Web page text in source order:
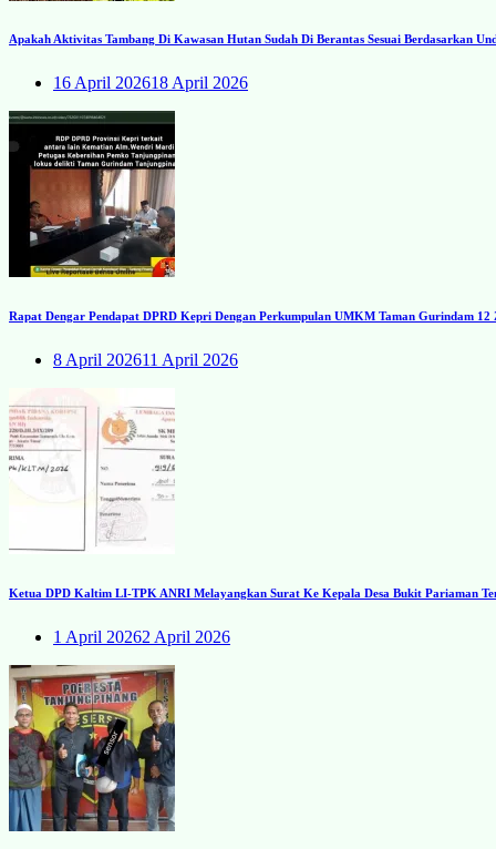
Apakah Aktivitas Tambang Di Kawasan Hutan Sudah Di Berantas Sesuai Berdasarkan
16 April 202618 April 2026
Rapat Dengar Pendapat DPRD Kepri Dengan Perkumpulan UMKM Taman Gurindam
8 April 202611 April 2026
Ketua DPD Kaltim LI-TPK ANRI Melayangkan Surat Ke Kepala Desa Bukit Pariaman
1 April 20262 April 2026